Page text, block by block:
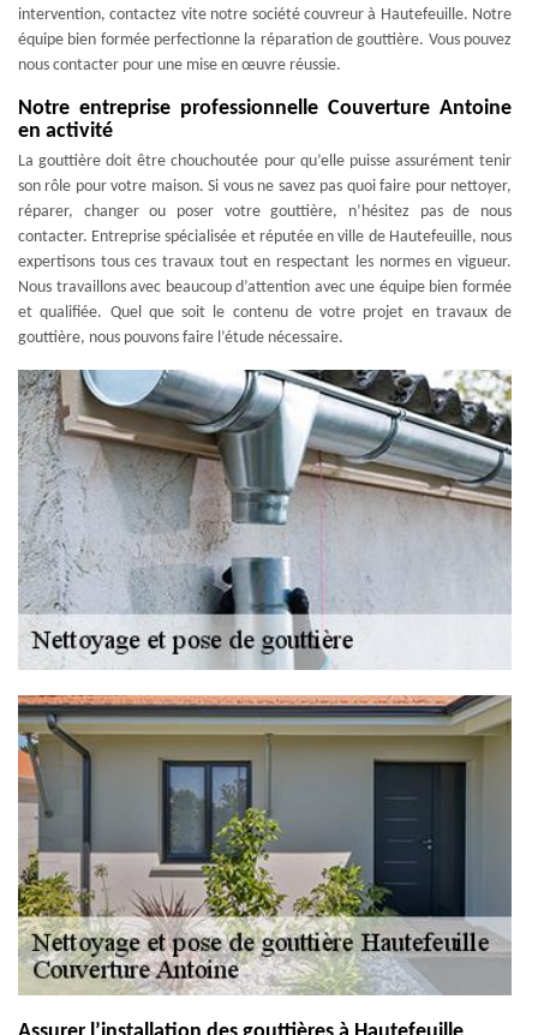
intervention, contactez vite notre société couvreur à Hautefeuille. Notre
équipe bien formée perfectionne la réparation de gouttière. Vous pouvez
nous contacter pour une mise en œuvre réussie.
Notre entreprise professionnelle Couverture Antoine
en activité
La gouttière doit être chouchoutée pour qu’elle puisse assurément tenir
son rôle pour votre maison. Si vous ne savez pas quoi faire pour nettoyer,
réparer, changer ou poser votre gouttière, n’hésitez pas de nous
contacter. Entreprise spécialisée et réputée en ville de Hautefeuille, nous
expertisons tous ces travaux tout en respectant les normes en vigueur.
Nous travaillons avec beaucoup d’attention avec une équipe bien formée
et qualifiée. Quel que soit le contenu de votre projet en travaux de
gouttière, nous pouvons faire l’étude nécessaire.